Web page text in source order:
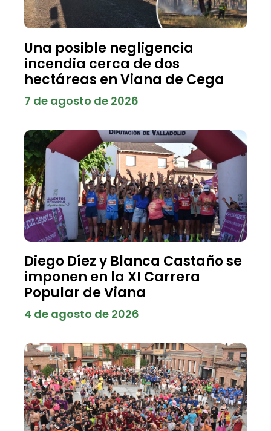
Una posible negligencia
incendia cerca de dos
hectáreas en Viana de Cega
7 de agosto de 2026
Diego Díez y Blanca Castaño se
imponen en la XI Carrera
Popular de Viana
4 de agosto de 2026